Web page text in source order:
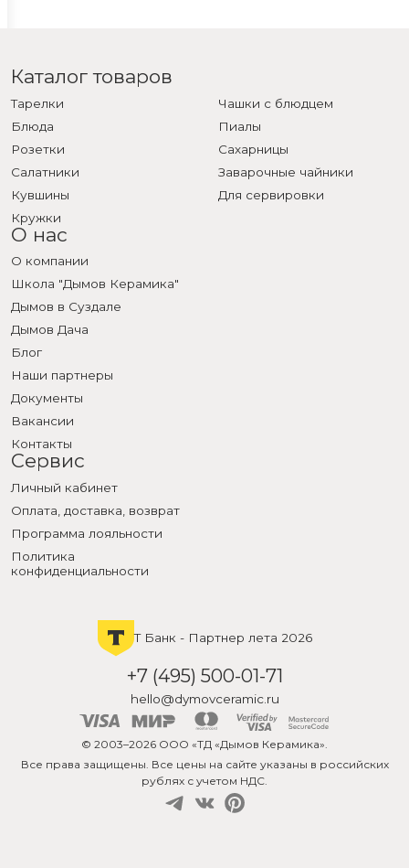
Каталог товаров
Тарелки
Блюда
Розетки
Салатники
Кувшины
Кружки
Чашки с блюдцем
Пиалы
Сахарницы
Заварочные чайники
Для сервировки
О нас
О компании
Школа "Дымов Керамика"
Дымов в Суздале
Дымов Дача
Блог
Наши партнеры
Документы
Вакансии
Контакты
Сервис
Личный кабинет
Оплата, доставка, возврат
Программа лояльности
Политика
конфиденциальности
Т Банк - Партнер лета 2026
+7 (495) 500-01-71
hello@dymovceramic.ru
© 2003–2026 ООО «ТД «Дымов Керамика».
Все права защищены. Все цены на сайте указаны в российских
рублях с учетом НДС.